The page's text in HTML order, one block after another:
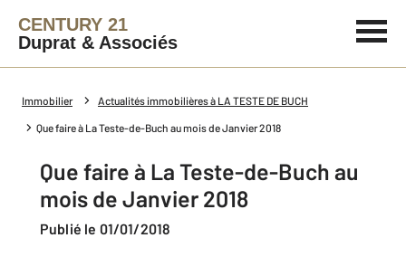
CENTURY 21
Duprat & Associés
Immobilier Actualités immobilières à LA TESTE DE BUCH
Que faire à La Teste-de-Buch au mois de Janvier 2018
Que faire à La Teste-de-Buch au
mois de Janvier 2018
Publié le 01/01/2018